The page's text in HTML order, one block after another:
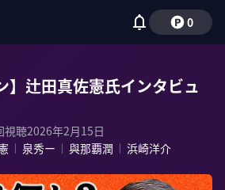
0
】辻田真佐憲氏インタビュ
視聴2026年2月15日
｜ 泉秀ー ｜ 與那覇潤 ｜ 浜崎洋介